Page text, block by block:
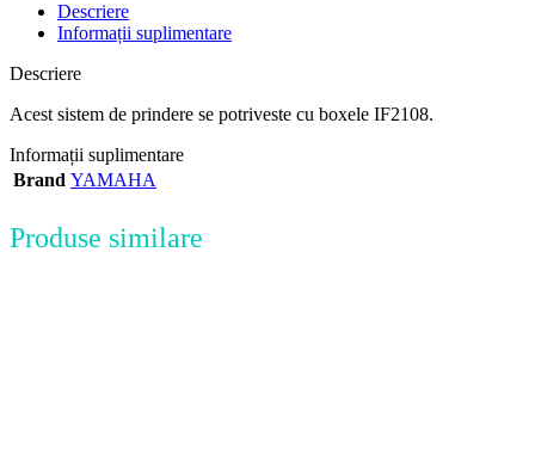
Descriere
Informații suplimentare
Descriere
Acest sistem de prindere se potriveste cu boxele IF2108.
Informații suplimentare
Brand YAMAHA
Produse similare